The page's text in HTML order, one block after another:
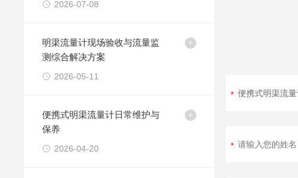
2026-07-08
明渠流量计现场验收与流量监
测综合解决方案
2026-05-11
便携式明渠流量计日常维护与
保养
2026-04-20